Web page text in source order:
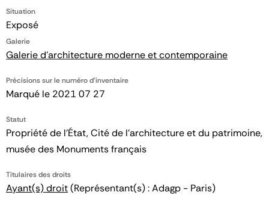
Situation
Exposé
Galerie
Galerie d'architecture moderne et contemporaine
Précisions sur le numéro d'inventaire
Marqué le 2021 07 27
Statut
Propriété de l’État, Cité de l’architecture et du patrimoine,
musée des Monuments français
Titulaires des droits
Ayant(s) droit(Représentant(s) : Adagp - Paris)